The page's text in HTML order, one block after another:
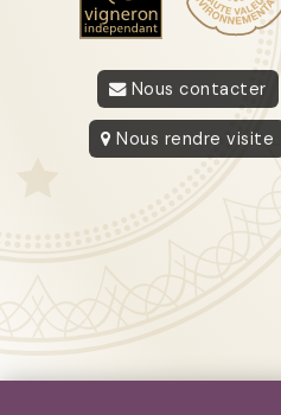
Nous contacter
Nous rendre visite